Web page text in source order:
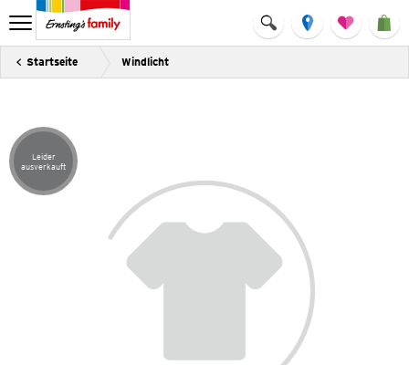
Startseite Windlicht
Artikel leider ausverkauft
Leider
ausverkauft